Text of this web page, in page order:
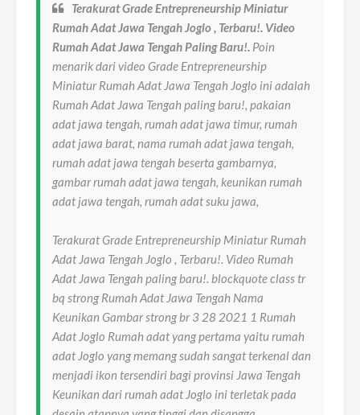
Terakurat Grade Entrepreneurship Miniatur
Rumah Adat Jawa Tengah Joglo , Terbaru!. Video
Rumah Adat Jawa Tengah Paling Baru!. Poin
menarik dari video Grade Entrepreneurship
Miniatur Rumah Adat Jawa Tengah Joglo ini adalah
Rumah Adat Jawa Tengah paling baru!, pakaian
adat jawa tengah, rumah adat jawa timur, rumah
adat jawa barat, nama rumah adat jawa tengah,
rumah adat jawa tengah beserta gambarnya,
gambar rumah adat jawa tengah, keunikan rumah
adat jawa tengah, rumah adat suku jawa,
Terakurat Grade Entrepreneurship Miniatur Rumah
Adat Jawa Tengah Joglo , Terbaru!. Video Rumah
Adat Jawa Tengah paling baru!. blockquote class tr
bq strong Rumah Adat Jawa Tengah Nama
Keunikan Gambar strong br 3 28 2021 1 Rumah
Adat Joglo Rumah adat yang pertama yaitu rumah
adat Joglo yang memang sudah sangat terkenal dan
menjadi ikon tersendiri bagi provinsi Jawa Tengah
Keunikan dari rumah adat Joglo ini terletak pada